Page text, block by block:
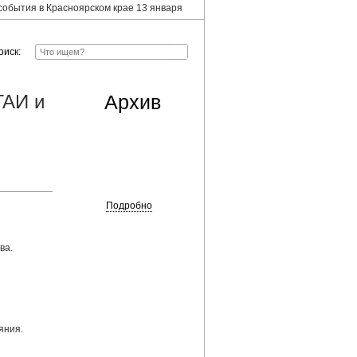
в Красноярском крае 13 января
и
Архив
Подробно